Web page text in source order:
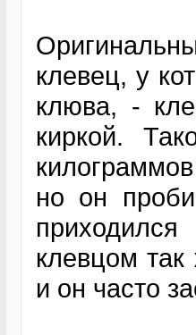
клевец, у
клюва, -
киркой.
но он
клевцом
и он часто